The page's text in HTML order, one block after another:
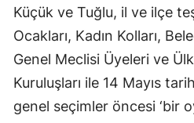
Küçük ve Tuğlu, il ve ilçe
Ocakları, Kadın Kolları,
Genel Meclisi Üyeleri ve
Kuruluşları ile 14 Mayıs
genel seçimler öncesi ‘bir